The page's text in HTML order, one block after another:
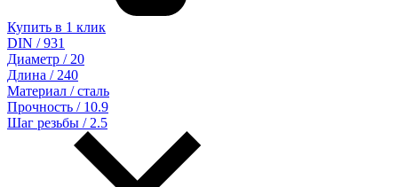
Купить в 1 клик
DIN / 931
Диаметр / 20
Длина / 240
Материал / сталь
Прочность / 10.9
Шаг резьбы / 2.5